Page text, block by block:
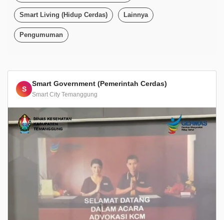
Smart Living (Hidup Cerdas) Lainnya
Pengumuman
S
Smart Government (Pemerintah Cerdas)
Smart City Temanggung